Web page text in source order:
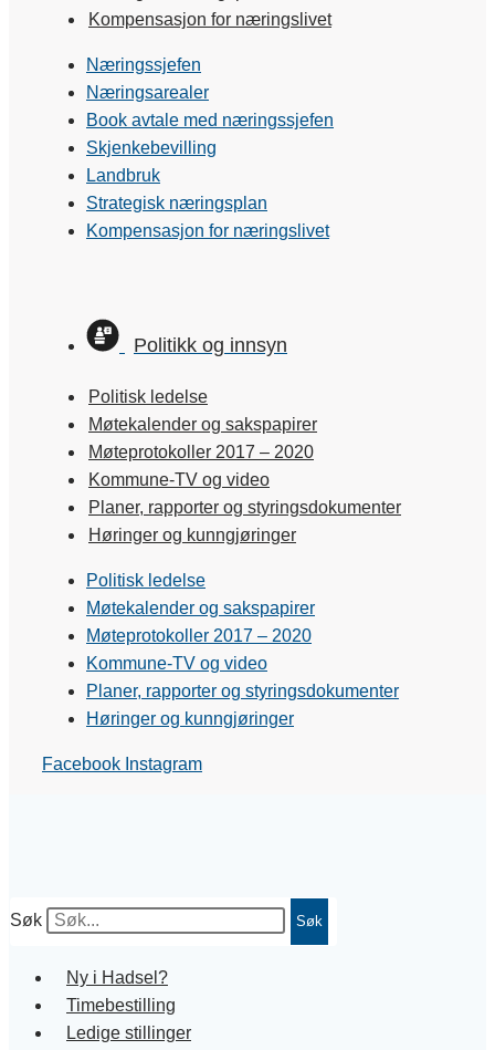
Kompensasjon for næringslivet
Næringssjefen
Næringsarealer
Book avtale med næringssjefen
Skjenkebevilling
Landbruk
Strategisk næringsplan
Kompensasjon for næringslivet
Politikk og innsyn
Politisk ledelse
Møtekalender og sakspapirer
Møteprotokoller 2017 – 2020
Kommune-TV og video
Planer, rapporter og styringsdokumenter
Høringer og kunngjøringer
Politisk ledelse
Møtekalender og sakspapirer
Møteprotokoller 2017 – 2020
Kommune-TV og video
Planer, rapporter og styringsdokumenter
Høringer og kunngjøringer
Facebook Instagram
Søk Søk
Ny i Hadsel?
Timebestilling
Ledige stillinger